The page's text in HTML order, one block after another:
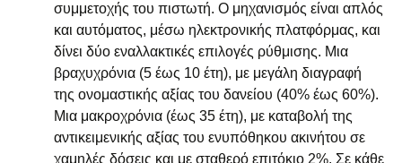
συμμετοχής του πιστωτή. Ο μηχανισμός είναι απλός
και αυτόματος, μέσω ηλεκτρονικής πλατφόρμας, και
δίνει δύο εναλλακτικές επιλογές ρύθμισης. Μια
βραχυχρόνια (5 έως 10 έτη), με μεγάλη διαγραφή
της ονομαστικής αξίας του δανείου (40% έως 60%).
Μια μακροχρόνια (έως 35 έτη), με καταβολή της
αντικειμενικής αξίας του ενυπόθηκου ακινήτου σε
χαμηλές δόσεις και με σταθερό επιτόκιο 2%. Σε κάθε